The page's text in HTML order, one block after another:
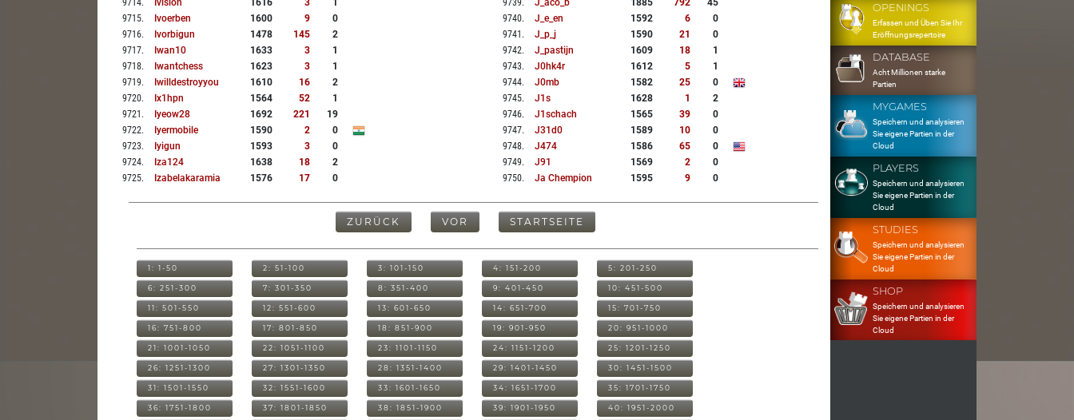
9714. Ivision 1616 3
1
9715. Ivoerben 1600 9
0
9716. Ivorbigun 1478 145
2
9717. Iwan10 1633 3
1
9718. Iwantchess 1623 3
1
9719. Iwilldestroyyou 1610 16
2
9720. Ix1hpn 1564 52
1
9721 . Iyeow28 1692 221
19
9722. Iyermobile 1590 2
0
9723. Iyigun 1593 3
0
9724. Iza124 1638 18
2
9725. Izabelakaramia 1576 17 0
9739. J_aco_b 1885 792
45
9740. J_e_en 1592 6
0
9741 . J_p_j 1590 21
0
9742. J_pastijn 1609 18
1
9743. J0hk4r 1612 5
1
9744. J0mb 1582 25
0
9745. J1s 1628 1
2
9746. J1schach 1565 39
0
9747. J31d0 1589 10
0
9748. J474 1586 65
0
9749. J91 1569 2
0
9750. Ja Chempion 1595 9 0
ZURÜCK VOR STARTSEITE
1: 1-50 2: 51-100 3: 101-150 4: 151-200 5: 201-250
6: 251-300 7: 301-350 8: 351-400 9: 401-450 10: 451-500
11: 501-550 12: 551-600 13: 601-650 14: 651-700 15: 701-750
16: 751-800 17: 801-850 18: 851-900 19: 901-950 20: 951-1000
21: 1001-1050 22: 1051-1100 23: 1101-1150 24: 1151-1200 25: 1201-1250
26: 1251-1300 27: 1301-1350 28: 1351-1400 29: 1401-1450 30: 1451-1500
31: 1501-1550 32: 1551-1600 33: 1601-1650 34: 1651-1700 35: 1701-1750
36: 1751-1800 37: 1801-1850 38: 1851-1900 39: 1901-1950 40: 1951-2000
OPENINGS
Erfassen und Üben Sie Ihr
Eröffnungsrepertoire
DATABASE
Acht Millionen starke
Partien
MYGAMES
Speichern und analysieren
Sie eigene Partien in der
Cloud
PLAYERS
Speichern und analysieren
Sie eigene Partien in der
Cloud
STUDIES
Speichern und analysieren
Sie eigene Partien in der
Cloud
SHOP
Speichern und analysieren
Sie eigene Partien in der
Cloud